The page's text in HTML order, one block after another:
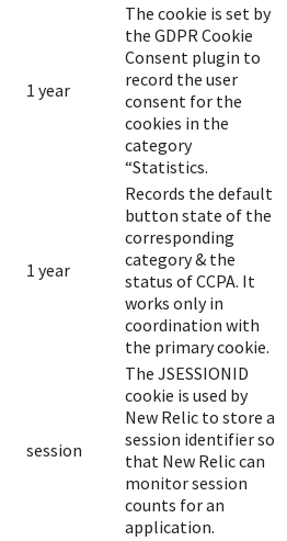
1 year
The cookie is set by
the GDPR Cookie
Consent plugin to
record the user
consent for the
cookies in the
category
“Statistics.
1 year
Records the default
button state of the
corresponding
category & the
status of CCPA. It
works only in
coordination with
the primary cookie.
session
The JSESSIONID
cookie is used by
New Relic to store a
session identifier so
that New Relic can
monitor session
counts for an
application.